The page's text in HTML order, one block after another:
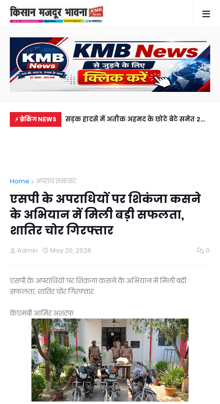
⚡ ब्रेकिंग NEWS
के किसान का
सड़क हादसे में अतीक अहमद के छोटे बेटे समेत 2
Home अपराध समाचार
एसपी के अपराधियों पर शिकंजा कसने
के अभियान में मिली बड़ी सफलता,
शातिर चोर गिरफ्तार
Admin May 20, 2026 0
एसपी के अपराधियों पर शिकंजा कसने के अभियान में मिली बड़ी
सफलता, शातिर चोर गिरफ्तार
केएमबी आमिर अशरफ